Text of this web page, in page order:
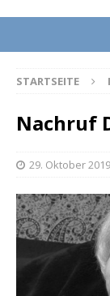
STARTSEITE
Nachruf
29. Oktober 2019